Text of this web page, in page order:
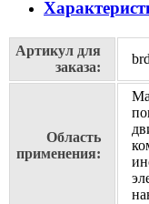
Артикул для
заказа:
Область
применения: